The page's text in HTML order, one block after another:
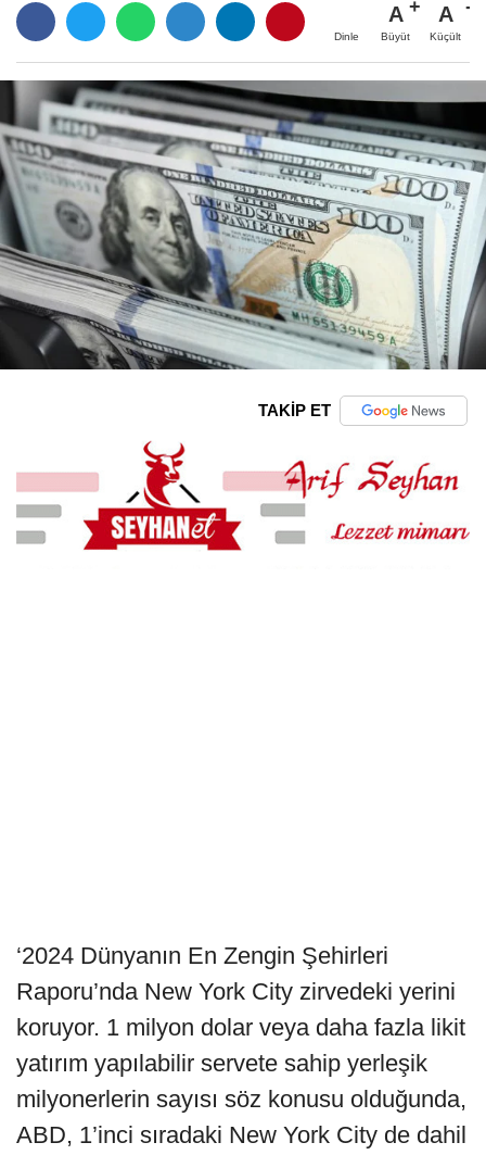
Dinle
A
Büyüt
A
Küçült
TAKİP ET
‘2024 Dünyanın En Zengin Şehirleri
Raporu’nda New York City zirvedeki yerini
koruyor. 1 milyon dolar veya daha fazla likit
yatırım yapılabilir servete sahip yerleşik
milyonerlerin sayısı söz konusu olduğunda,
ABD, 1’inci sıradaki New York City de dahil